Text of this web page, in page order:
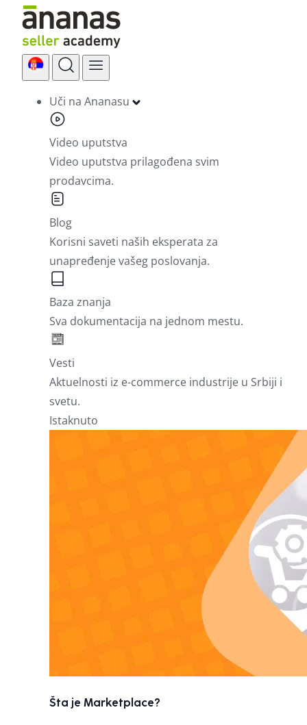
Skip
content
Uči na Ananasu
Video uputstva
Video uputstva prilagođena svim
prodavcima.
Blog
Korisni saveti naših eksperata za
unapređenje vašeg poslovanja.
Baza znanja
Sva dokumentacija na jednom mestu.
Vesti
Aktuelnosti iz e-commerce industrije u Srbiji i
svetu.
Istaknuto
Šta je Marketplace?